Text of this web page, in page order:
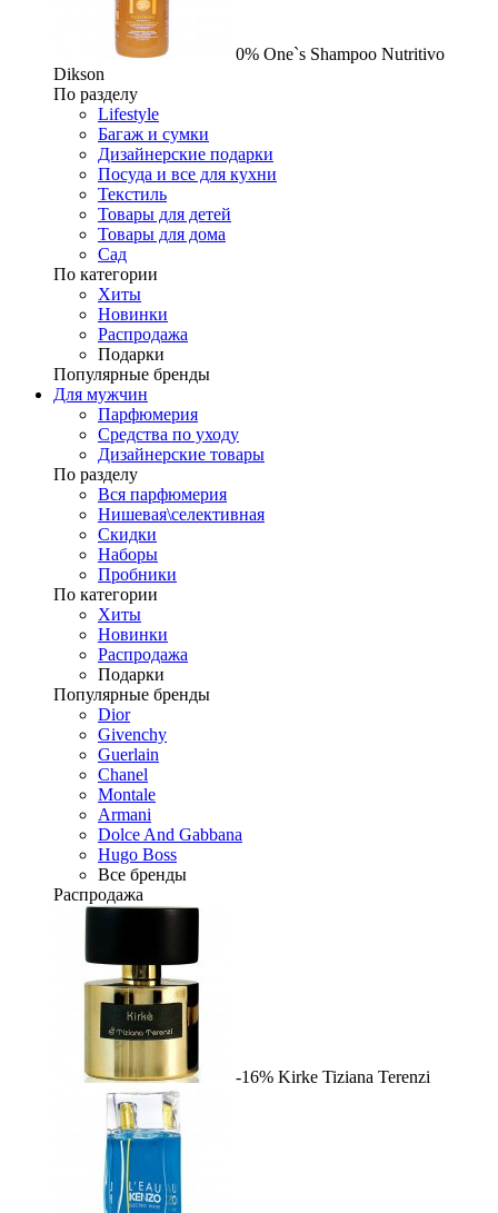
0% One`s Shampoo Nutritivo
Dikson
По разделу
Lifestyle
Багаж и сумки
Дизайнерские подарки
Посуда и все для кухни
Текстиль
Товары для детей
Товары для дома
Сад
По категории
Хиты
Новинки
Распродажа
Подарки
Популярные бренды
Для мужчин
Парфюмерия
Средства по уходу
Дизайнерские товары
По разделу
Вся парфюмерия
Нишевая\селективная
Скидки
Наборы
Пробники
По категории
Хиты
Новинки
Распродажа
Подарки
Популярные бренды
Dior
Givenchy
Guerlain
Chanel
Montale
Armani
Dolce And Gabbana
Hugo Boss
Все бренды
Распродажа
-16% Kirke Tiziana Terenzi